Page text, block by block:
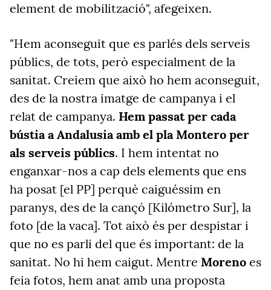
element de mobilització", afegeixen.
"Hem aconseguit que es parlés dels serveis
públics, de tots, però especialment de la
sanitat. Creiem que això ho hem aconseguit,
des de la nostra imatge de campanya i el
relat de campanya. Hem passat per cada
bústia a Andalusia amb el pla Montero per
als serveis públics. I hem intentat no
enganxar-nos a cap dels elements que ens
ha posat [el PP] perquè caiguéssim en
paranys, des de la cançó [Kilómetro Sur], la
foto [de la vaca]. Tot això és per despistar i
que no es parli del que és important: de la
sanitat. No hi hem caigut. Mentre Moreno es
feia fotos, hem anat amb una proposta